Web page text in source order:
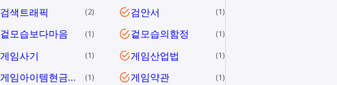
검색트래픽 2 검안서 1
겉모습보다마음 1 겉모습의함정 1
게임사기 1 게임산업법 1
게임아이템현금거래 1 게임약관 1